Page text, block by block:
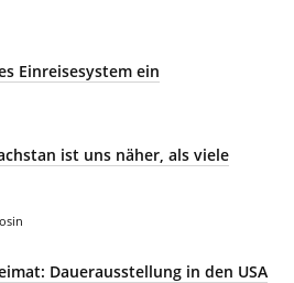
Einreisesystem ein
ist uns näher, als viele
Dauerausstellung in den USA